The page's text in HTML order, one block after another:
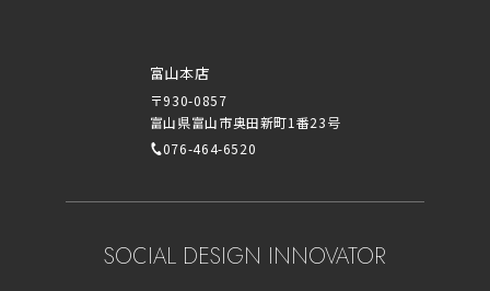
富山本店
〒930-0857
富山県富山市奥田新町1番23号
076-464-6520
SOCIAL DESIGN INNOVATOR